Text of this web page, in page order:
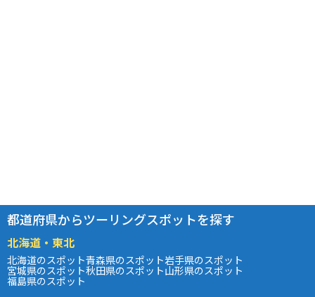
都道府県からツーリングスポットを探す
北海道・東北
北海道のスポット青森県のスポット岩手県のスポット
宮城県のスポット秋田県のスポット山形県のスポット
福島県のスポット